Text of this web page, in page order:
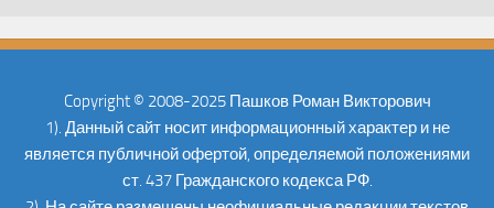
Copyright © 2008-2025 Пашков Роман Викторович
1). Данный сайт носит информационный характер и не
является публичной офертой, определяемой положениями
ст. 437 Гражданского кодекса РФ.